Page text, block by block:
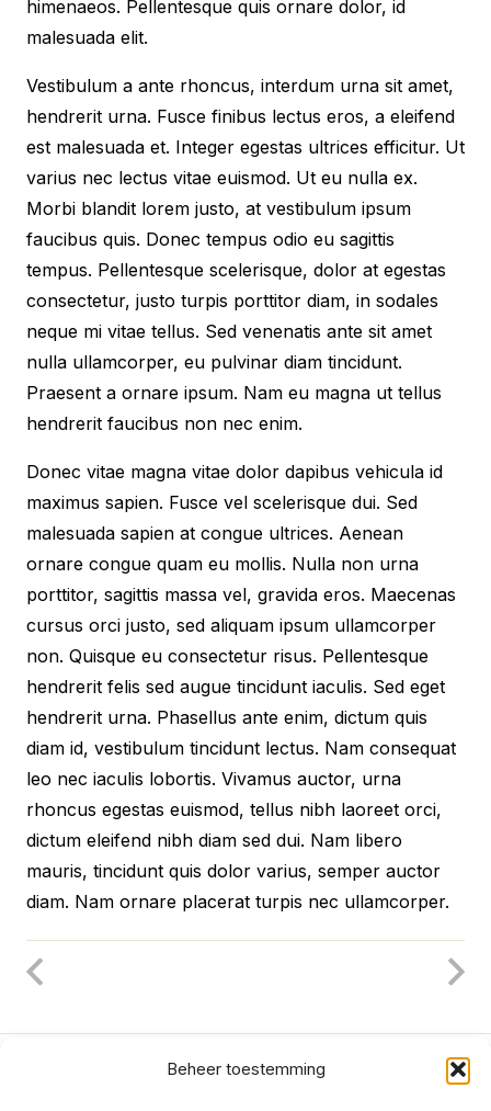
Beheer toestemming
himenaeos. Pellentesque quis ornare dolor, id
malesuada elit.
Vestibulum a ante rhoncus, interdum urna sit amet,
hendrerit urna. Fusce finibus lectus eros, a eleifend
est malesuada et. Integer egestas ultrices efficitur. Ut
varius nec lectus vitae euismod. Ut eu nulla ex.
Morbi blandit lorem justo, at vestibulum ipsum
faucibus quis. Donec tempus odio eu sagittis
tempus. Pellentesque scelerisque, dolor at egestas
consectetur, justo turpis porttitor diam, in sodales
neque mi vitae tellus. Sed venenatis ante sit amet
nulla ullamcorper, eu pulvinar diam tincidunt.
Praesent a ornare ipsum. Nam eu magna ut tellus
hendrerit faucibus non nec enim.
Donec vitae magna vitae dolor dapibus vehicula id
maximus sapien. Fusce vel scelerisque dui. Sed
malesuada sapien at congue ultrices. Aenean
ornare congue quam eu mollis. Nulla non urna
porttitor, sagittis massa vel, gravida eros. Maecenas
cursus orci justo, sed aliquam ipsum ullamcorper
non. Quisque eu consectetur risus. Pellentesque
hendrerit felis sed augue tincidunt iaculis. Sed eget
hendrerit urna. Phasellus ante enim, dictum quis
diam id, vestibulum tincidunt lectus. Nam consequat
leo nec iaculis lobortis. Vivamus auctor, urna
rhoncus egestas euismod, tellus nibh laoreet orci,
dictum eleifend nibh diam sed dui. Nam libero
mauris, tincidunt quis dolor varius, semper auctor
diam. Nam ornare placerat turpis nec ullamcorper.